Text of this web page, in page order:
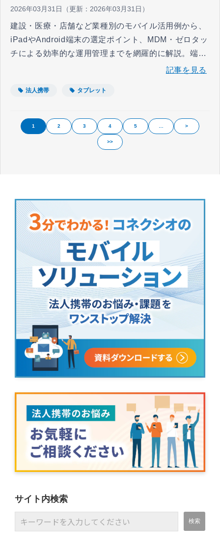
2026年03月31日 （更新： 2026年03月31日 ）
建設・医療・店舗など業種別のモバイル活用例から、
iPadやAndroid端末の選定ポイント、MDM・ゼロタッ
チによる効率的な運用管理までを網羅的に解説。端末
導入の課題となるキッティングの自動化やLCM支援に
ル環境構築にお役立てください。
記事を見る
法人携帯 タブレット
1 2 3 4 5 >
>>
サイト内検索